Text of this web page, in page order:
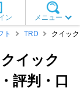
メニュー
ン
ト TRD クイッ
イック
評判・口